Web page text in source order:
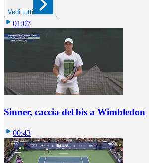
Vedi tutti
01:07
Sinner, caccia del bis a Wimbledon
00:43